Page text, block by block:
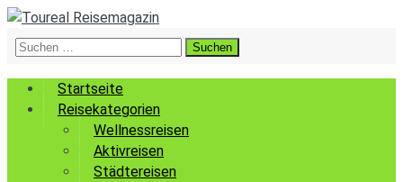
Suchen
Startseite
Reisekategorien
Wellnessreisen
Aktivreisen
Städtereisen